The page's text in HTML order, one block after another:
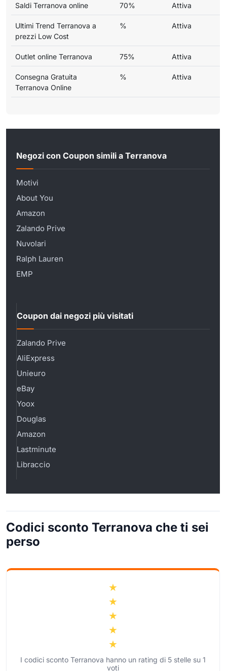
Saldi Terranova online 70% Attiva
Ultimi Trend Terranova a
prezzi Low Cost
% Attiva
Outlet online Terranova 75% Attiva
Consegna Gratuita
Terranova Online
% Attiva
Negozi con Coupon simili a Terranova
Motivi
About You
Amazon
Zalando Prive
Nuvolari
Ralph Lauren
EMP
Coupon dai negozi più visitati
Zalando Prive
AliExpress
Unieuro
eBay
Yoox
Douglas
Amazon
Lastminute
Libraccio
Codici sconto Terranova che ti sei
perso
I codici sconto Terranova hanno un rating di 5 stelle su 1
voti